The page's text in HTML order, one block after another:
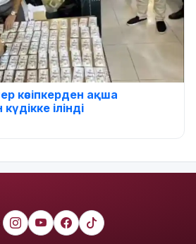
кәсіпкерден ақша
ілінді